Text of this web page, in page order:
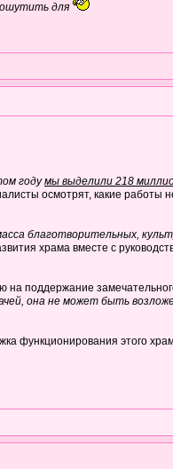
для
годумы выделили 218
осмотрят, какие работы
благотворительных,
храма вместе с
поддержание
она не может быть
функционирования этого